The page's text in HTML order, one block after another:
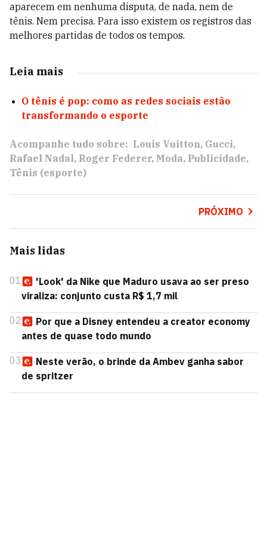
aparecem em nenhuma disputa, de nada, nem de
tênis. Nem precisa. Para isso existem os registros das
melhores partidas de todos os tempos.
Leia mais
O tênis é pop: como as redes sociais estão
transformando o esporte
Acompanhe tudo sobre: Louis Vuitton Gucci
Rafael Nadal Roger Federer Moda Publicidade
Tênis (esporte)
PRÓXIMO
Mais lidas
01
'Look' da Nike que Maduro usava ao ser preso
viraliza: conjunto custa R$ 1,7 mil
02
Por que a Disney entendeu a creator economy
antes de quase todo mundo
03
Neste verão, o brinde da Ambev ganha sabor
de spritzer